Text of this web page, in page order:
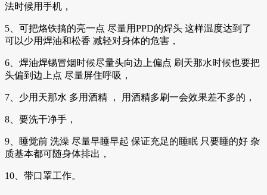
法时候用手机，
5、可把烙铁搞的亮一点 尽量用PPD的焊头 这样温度达到了
可以少用焊油和松香 减轻对身体的危害，
6、焊油焊锡冒烟时候尽量头向边上偏点 刷天那水时候也要把
头偏到边上点 尽量屏住呼吸，
7、少用天那水 多用酒精 ， 用酒精多刷一会效果差不多的，
8、要洗干净手，
9、睡觉前 洗澡 尽量早睡早起 保证充足的睡眠 只要睡的好 杂
质基本都可随身体排出，
10、带口罩工作。